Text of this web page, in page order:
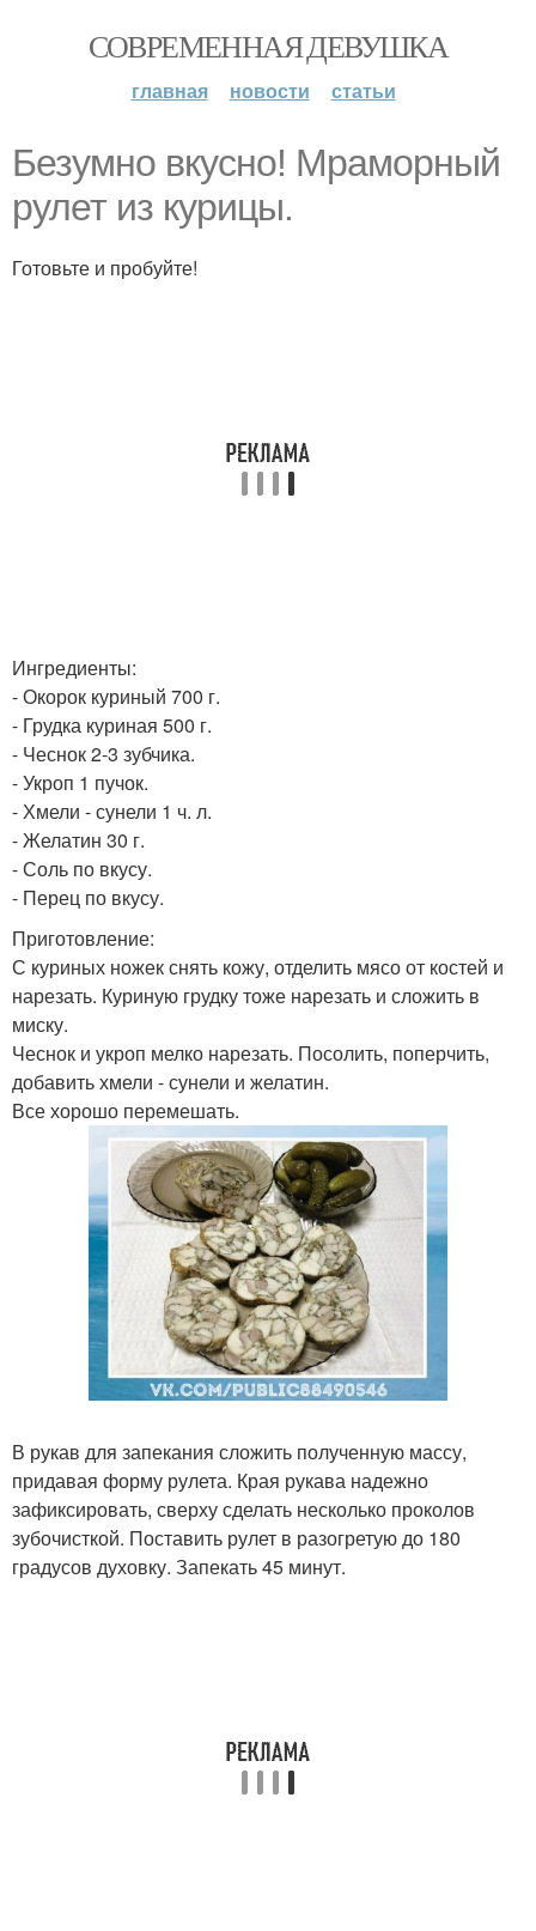
СОВРЕМЕННАЯ ДЕВУШКА
главная новости статьи
Безумно вкусно! Мраморный
рулет из курицы.
Готовьте и пробуйте!
Ингредиенты:
- Окорок куриный 700 г.
- Грудка куриная 500 г.
- Чеснок 2-3 зубчика.
- Укроп 1 пучок.
- Хмели - сунели 1 ч. л.
- Желатин 30 г.
- Соль по вкусу.
- Перец по вкусу.
Приготовление:
С куриных ножек снять кожу, отделить мясо от костей и
нарезать. Куриную грудку тоже нарезать и сложить в
миску.
Чеснок и укроп мелко нарезать. Посолить, поперчить,
добавить хмели - сунели и желатин.
Все хорошо перемешать.
В рукав для запекания сложить полученную массу,
придавая форму рулета. Края рукава надежно
зафиксировать, сверху сделать несколько проколов
зубочисткой. Поставить рулет в разогретую до 180
градусов духовку. Запекать 45 минут.